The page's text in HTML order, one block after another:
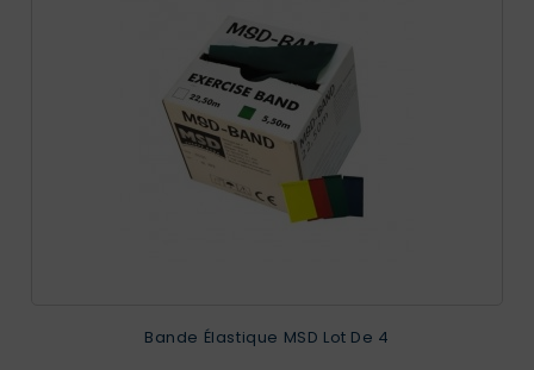
Bande Élastique MSD Lot De 4